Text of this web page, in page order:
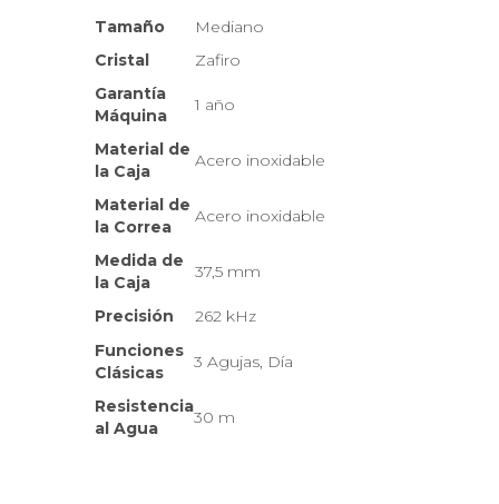
Tamaño
Mediano
Cristal
Zafiro
Garantía
Máquina
1 año
Material de
la Caja
Acero inoxidable
Material de
la Correa
Acero inoxidable
Medida de
la Caja
37,5 mm
Precisión
262 kHz
Funciones
Clásicas
3 Agujas, Día
Resistencia
al Agua
30 m